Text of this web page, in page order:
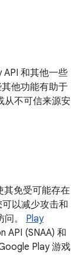
API 和其他一些
他功能有助于
从不可信来源安
其免受可能存在
以减少攻击和
。 Play
API (SNAA) 和
Play 游戏